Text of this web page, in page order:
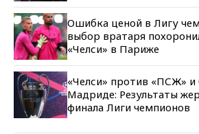
Ошибка ценой в Лигу
выбор вратаря
«Челси» в Париже
«Челси» против «ПСЖ» и
Мадриде: Результаты
финала Лиги чемпионов